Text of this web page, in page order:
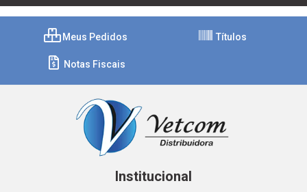
Meus Pedidos Títulos
Notas Fiscais
Institucional